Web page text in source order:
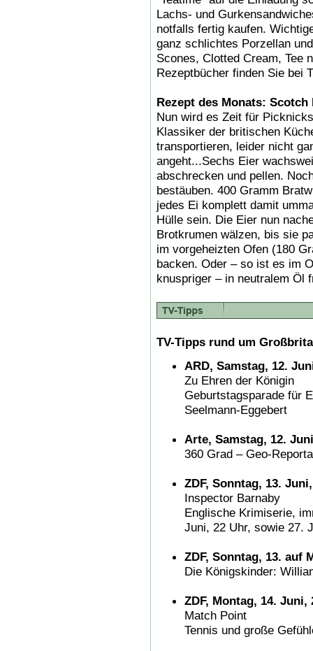
Lachs- und
notfalls fertig kaufen.
ganz schlichtes Porzellan
Scones, Clotted Cream, Tee
Rezeptbücher finden Sie bei
Rezept des Monats: Scotch
Nun wird es Zeit für
Klassiker der britischen
transportieren, leider nicht
angeht...Sechs Eier
abschrecken und pellen.
bestäuben. 400 Gramm
jedes Ei komplett damit
Hülle sein. Die Eier nun
Brotkrumen wälzen, bis sie
im vorgeheizten Ofen (180
backen. Oder – so ist es im
knuspriger – in neutralem Öl
TV-Tipps rund um
ARD, Samstag, 12.
Zu Ehren der Königin
Geburtstagsparade für
Seelmann-Eggebert
Arte, Samstag, 12.
360 Grad – Geo-
ZDF, Sonntag, 13.
Inspector Barnaby
Englische Krimiserie,
Juni, 22 Uhr, sowie 27.
ZDF, Sonntag, 13. auf
Die Königskinder:
ZDF, Montag, 14. Juni,
Match Point
Tennis und große